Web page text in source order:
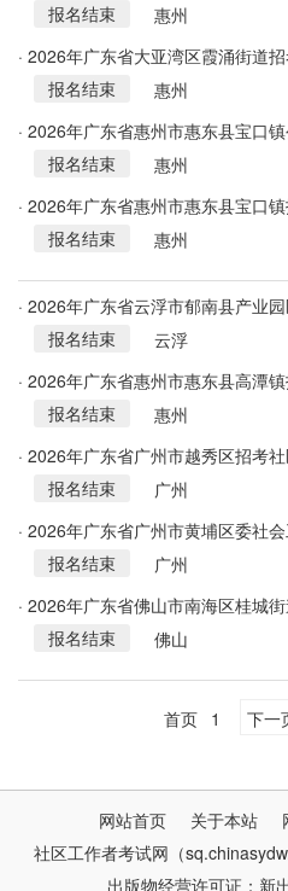
小组长储备人选6人公告
报名结束
惠州
· 2026年广东省大亚湾区霞涌街道
子储备人选公告
报名结束
惠州
· 2026年广东省惠州市惠东县宝口
部储备人选公告
报名结束
惠州
· 2026年广东省惠州市惠东县宝口
选147人公告
报名结束
惠州
· 2026年广东省云浮市郁南县产业
考社会化工会工作者的公告
报名结束
云浮
· 2026年广东省惠州市惠东县高潭
织书记、“两委”班子、村（居）民
告
报名结束
惠州
· 2026年广东省广州市越秀区招考
公告报名结束
广州
· 2026年广东省广州市黄埔区委社
党建工作指导员公告
报名结束
广州
· 2026年广东省佛山市南海区桂城
人员25人公告
报名结束
佛山
首页 1 下一
网站首页 关于本站
社区工作者考试网（
出版物经营许可证：新